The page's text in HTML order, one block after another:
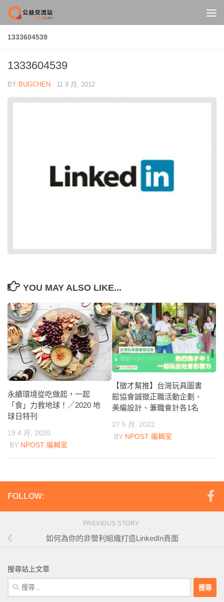
Skip to content
1333604539
1333604539
BY BUGCHEN · 11 9 月, 2012
YOU MAY ALSO LIKE...
永續環境從吃做起，一起
「食」力救地球！／2020 地
球日特刊
19 4 月, 2020
BY NPOST 編輯室
【徵才幫推】台灣玩具圖書
館協會誠徵正職活動企劃、
美編設計、兼職會計各1名
27 5 月, 2022
BY NPOST 編輯室
FOLLOW:
PREVIOUS STORY
如何為你的非營利組織打造LinkedIn頁面
搜尋站上文章
搜
尋